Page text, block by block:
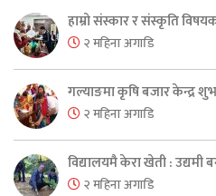
हाम्रो संस्कार र संस्कृति
२ महिना अगाडि
गल्याङमा कृषि बजार केन्द्र
२ महिना अगाडि
विद्यालयमै केरा खेती : उद्यमी
२ महिना अगाडि